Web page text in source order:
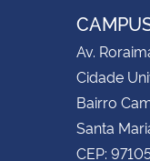
Av.
Cidade
Bairro
Santa
CEP: